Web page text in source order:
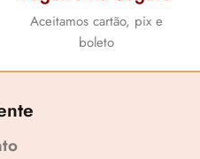
Aceitamos cartão, pix e
boleto